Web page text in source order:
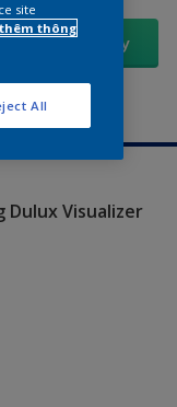
Xem Ngay
Dulux Visualizer
site
thông
All